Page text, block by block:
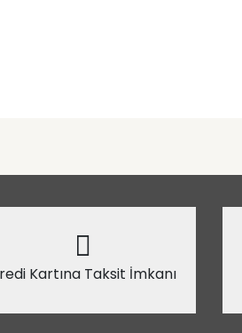
Kartına Taksit İmkanı